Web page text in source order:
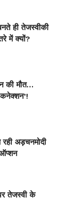
ही तेजस्वीकी
में क्यों?
की मौत…
अड़चनमोदी
तेजस्वी के